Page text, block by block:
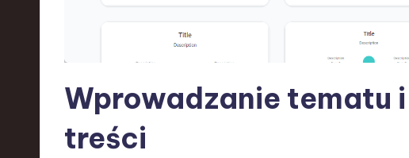
Wprowadzanie tematu
treści